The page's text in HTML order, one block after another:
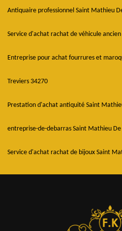
Antiquaire professionnel Saint Mathieu
Service d'achat rachat de véhicule
Entreprise pour achat fourrures et
Treviers 34270
Prestation d'achat antiquité Saint
entreprise-de-debarras Saint Mathieu De
Service d'achat rachat de bijoux Saint